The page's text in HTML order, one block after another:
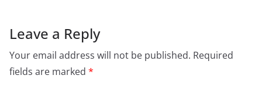
Leave a Reply
Your email address will not be published. Required
fields are marked *